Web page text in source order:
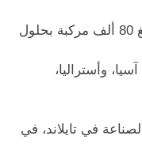
في المرحلة الأولى، وإنتاج سنوي يبلغ 80 ألف مركبة بحلول
وأستراليا،
في تايلاند، في